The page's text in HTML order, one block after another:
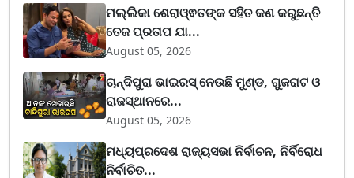
ମଲ୍ଲିକା ଶେରାଓ୍ଵତଙ୍କ ସହିତ କଣ କରୁଛନ୍ତି
ତେଜ ପ୍ରତାପ ଯା...
August 05, 2026
ଚାନ୍ଦିପୁରା ଭାଇରସ୍ ନେଉଛି ମୁଣ୍ଡ, ଗୁଜରାଟ ଓ
ରାଜସ୍ଥାନରେ...
August 05, 2026
ମଧ୍ୟପ୍ରଦେଶ ରାଜ୍ୟସଭା ନିର୍ବାଚନ, ନିର୍ବିରୋଧ
ନିର୍ବାଚିତ...